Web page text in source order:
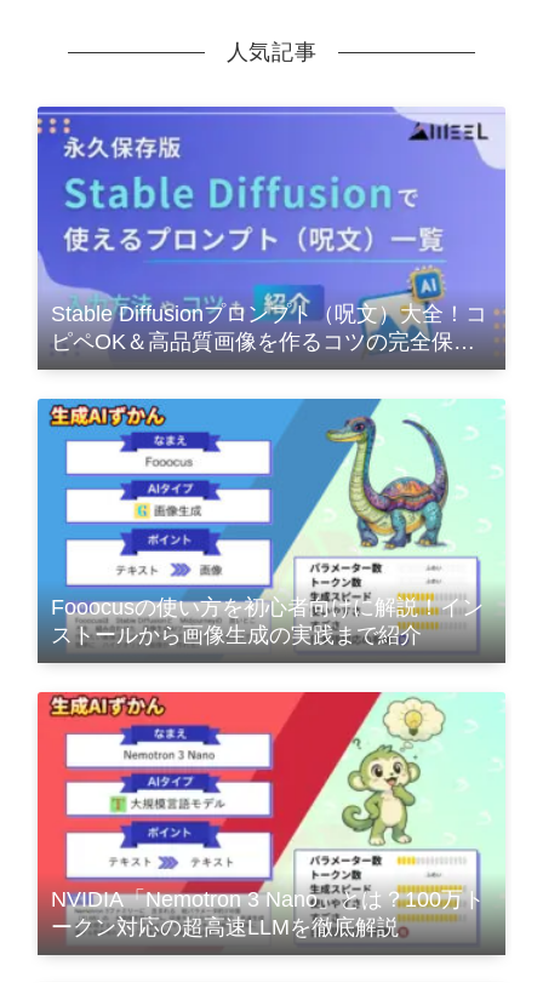
人気記事
Stable Diffusionプロンプト（呪文）大全！コ
ピペOK＆高品質画像を作るコツの完全保存
版
Fooocusの使い方を初心者向けに解説！イン
ストールから画像生成の実践まで紹介
NVIDIA「Nemotron 3 Nano」とは？100万ト
ークン対応の超高速LLMを徹底解説